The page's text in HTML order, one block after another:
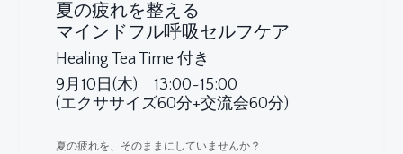
夏の疲れを整える
マインドフル呼吸セルフケア
Healing Tea Time 付き
9月10日(木) 13:00~15:00
(エクササイズ60分+交流会60分)
夏の疲れを、そのままにしていませんか？